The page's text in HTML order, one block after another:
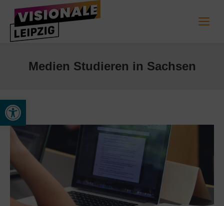
Open toolbar
Medien Studieren in Sachsen